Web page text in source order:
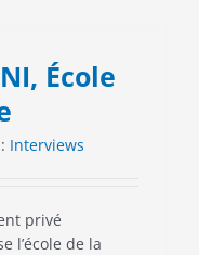
École
Interviews
privé
l’école de la